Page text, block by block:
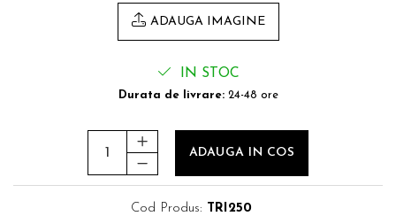
ADAUGA IMAGINE
IN STOC
Durata de livrare:24-48 ore
ADAUGA IN COS
Cod Produs: TRI250